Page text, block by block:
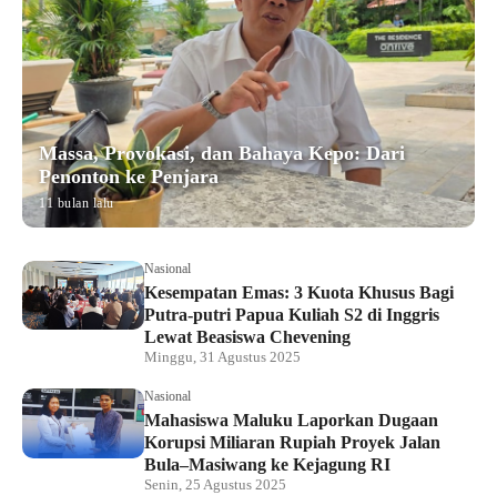
Massa, Provokasi, dan Bahaya Kepo: Dari
Penonton ke Penjara
11 bulan lalu
Nasional
Kesempatan Emas: 3 Kuota Khusus Bagi
Putra-putri Papua Kuliah S2 di Inggris
Lewat Beasiswa Chevening
Minggu, 31 Agustus 2025
Nasional
Mahasiswa Maluku Laporkan Dugaan
Korupsi Miliaran Rupiah Proyek Jalan
Bula–Masiwang ke Kejagung RI
Senin, 25 Agustus 2025